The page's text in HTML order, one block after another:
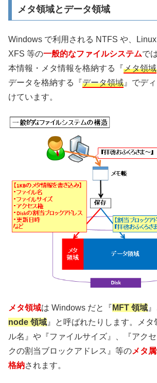
メタ領域とデータ領域
Windows で利用される NTFS や、
XFS 等の一般的なファイルシステムで
本情報・メタ情報を格納する『メタ領域
データを格納する『データ領域 』でデ
けています。
メタ領域は Windows だと『 MFT 領域
node 領域 』と呼ばれたりします。メタ
ル名』や『ファイルサイズ』、『アク
クの割当ブロックアドレス』等のメタ
格納されます。